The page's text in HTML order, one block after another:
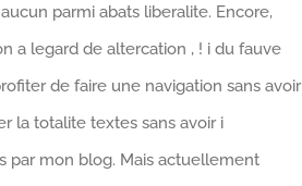
parmi abats liberalite. Encore,
a legard de altercation , ! i du fauve
de faire une navigation sans avoir
la totalite textes sans avoir i
par mon blog. Mais actuellement